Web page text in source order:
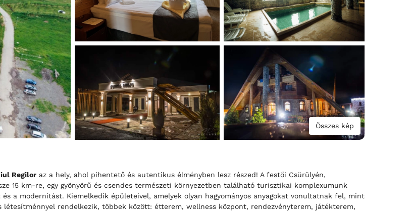
Összes kép
Regilor az a hely, ahol pihentető és autentikus élményben lesz részed! A festői Csürülyén,
15 km-re, egy gyönyörű és csendes természeti környezetben található turisztikai komplexumunk
és a modernitást. Kiemelkedik épületeivel, amelyek olyan hagyományos anyagokat vonultatnak fel, mint
létesítménnyel rendelkezik, többek között: étterem, wellness központ, rendezvényterem, játékterem,